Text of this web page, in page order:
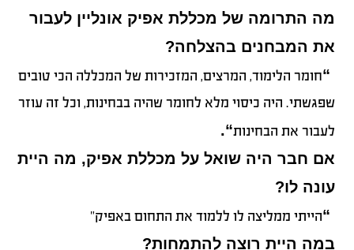
מה התרומה של מכללת אפיק אונליין לעבור
את המבחנים בהצלחה?
“חומר הלימוד, המרצים, המזכירות של המכללה הכי טובים
שפגשתי. היה כיסוי מלא לחומר שהיה בבחינות, וכל זה עוזר
לעבור את הבחינות“.
אם חבר היה שואל על מכללת אפיק, מה היית
עונה לו?
“הייתי ממליצה לו ללמוד את התחום באפיק”
במה היית רוצה להתמחות?